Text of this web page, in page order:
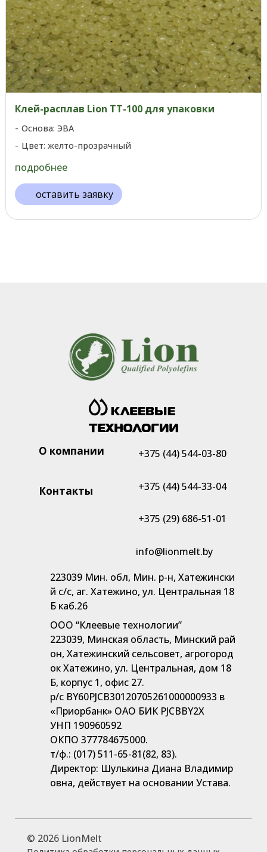
Клей-расплав Lion TT-100 для упаковки
Основа: ЭВА
Цвет: желто-прозрачный
подробнее
оставить заявку
О компании
Контакты
+375 (44) 544-03-80
+375 (44) 544-33-04
+375 (29) 686-51-01
info@lionmelt.by
223039 Мин. обл, Мин. р-н, Хатежински
й с/с, аг. Хатежино, ул. Центральная 18
Б каб.26
ООО “Клеевые технологии”
223039, Минская область, Минский рай
он, Хатежинский сельсовет, агрогород
ок Хатежино, ул. Центральная, дом 18
Б, корпус 1, офис 27.
р/с BY60PJCB30120705261000000933 в
«Приорбанк» ОАО БИК PJCBBY2X
УНП 190960592
ОКПО 377784675000.
т/ф.: (017) 511-65-81(82, 83).
Директор: Шулькина Диана Владимир
овна, действует на основании Устава.
© 2026 LionMelt